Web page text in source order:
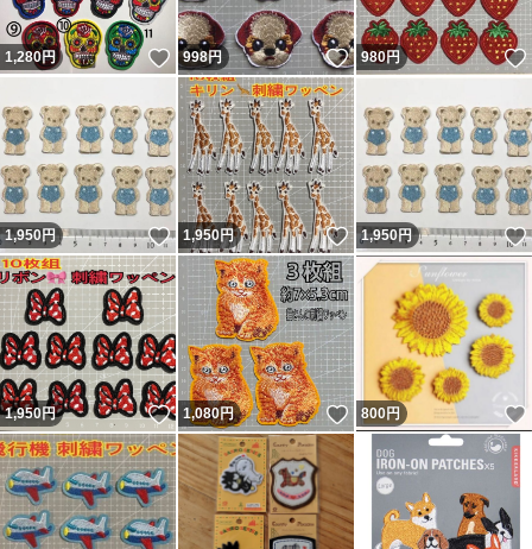
1,280円 いいね！
998円 いいね！
980円
1,950円 いいね！
1,950円 いいね！
1,950円
1,950円 いいね！
1,080円 いいね！
800円